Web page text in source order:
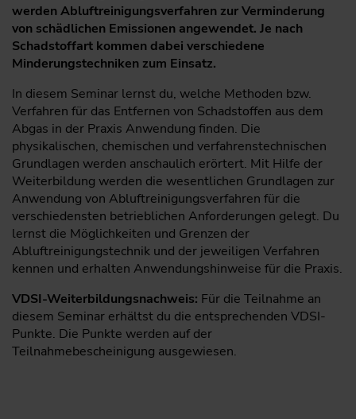
werden Abluftreinigungsverfahren zur Verminderung
von schädlichen Emissionen angewendet. Je nach
Schadstoffart kommen dabei verschiedene
Minderungstechniken zum Einsatz.
In diesem Seminar lernst du, welche Methoden bzw.
Verfahren für das Entfernen von Schadstoffen aus dem
Abgas in der Praxis Anwendung finden. Die
physikalischen, chemischen und verfahrenstechnischen
Grundlagen werden anschaulich erörtert. Mit Hilfe der
Weiterbildung werden die wesentlichen Grundlagen zur
Anwendung von Abluftreinigungsverfahren für die
verschiedensten betrieblichen Anforderungen gelegt. Du
lernst die Möglichkeiten und Grenzen der
Abluftreinigungstechnik und der jeweiligen Verfahren
kennen und erhalten Anwendungshinweise für die Praxis.
VDSI-Weiterbildungsnachweis: Für die Teilnahme an
diesem Seminar erhältst du die entsprechenden VDSI-
Punkte. Die Punkte werden auf der
Teilnahmebescheinigung ausgewiesen.